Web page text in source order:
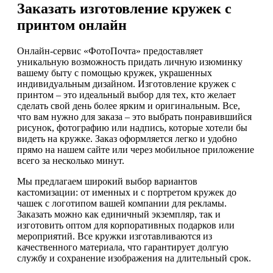
Заказать изготовление кружек с
принтом онлайн
Онлайн-сервис «ФотоПочта» предоставляет
уникальную возможность придать личную изюминку
вашему быту с помощью кружек, украшенных
индивидуальным дизайном. Изготовление кружек с
принтом – это идеальный выбор для тех, кто желает
сделать свой день более ярким и оригинальным. Все,
что вам нужно для заказа – это выбрать понравившийся
рисунок, фотографию или надпись, которые хотели бы
видеть на кружке. Заказ оформляется легко и удобно
прямо на нашем сайте или через мобильное приложение
всего за несколько минут.
Мы предлагаем широкий выбор вариантов
кастомизации: от именных и с портретом кружек до
чашек с логотипом вашей компании для рекламы.
Заказать можно как единичный экземпляр, так и
изготовить оптом для корпоративных подарков или
мероприятий. Все кружки изготавливаются из
качественного материала, что гарантирует долгую
службу и сохранение изображения на длительный срок.